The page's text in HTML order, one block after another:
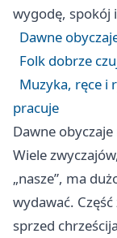
wygodę, spokój
Dawne
Folk dobrze
Muzyka, ręce i
pracuje
Dawne
Wiele
„nasze”, ma
wydawać.
sprzed